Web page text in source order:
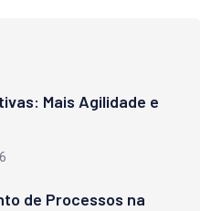
Mais Agilidade e
de Processos na